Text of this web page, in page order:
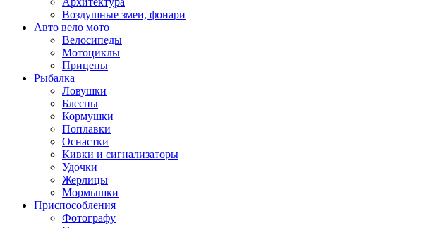
Воздушные змеи, фонари
Авто вело мото
Велосипеды
Мотоциклы
Прицепы
Рыбалка
Ловушки
Блесны
Кормушки
Поплавки
Оснастки
Кивки и сигнализаторы
Удочки
Жерлицы
Мормышки
Приспособления
Фотографу